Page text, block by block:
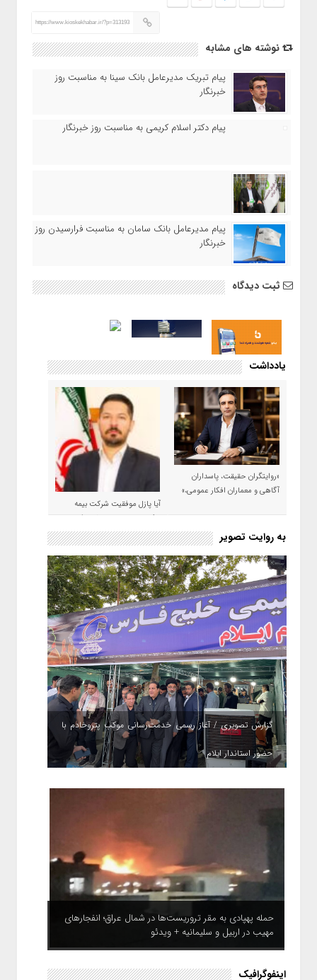
https://www.kioskekhabar.ir/?p=313193
نوشته های مشابه
پیام تبریک مدیرعامل بانک سینا به مناسبت روز
خبرنگار
پیام دکتر اسلام کریمی به مناسبت روز خبرنگار
پیام مدیرعامل بانک سامان به مناسبت فرارسیدن روز
خبرنگار
ثبت دیدگاه
یادداشت
«روایتگران حقیقت، پاسداران
آگاهی و معماران افکار عمومی،»
آیا پازل موفقیت شرکت بیمه
حکمت صبا در سال ۱۴۰۵ کامل می
شود؟!
به روایت تصویر
گزارش تصویری / آغاز رسمی خدمت‌رسانی موکب پتروخادم با
حضور استاندار ایلام
حمله پهپادی به مقر تروریست‌ها در شمال عراق؛ انفجارهای
مهیب در اربیل و سلیمانیه + ویدئو
اینفوگرافیک